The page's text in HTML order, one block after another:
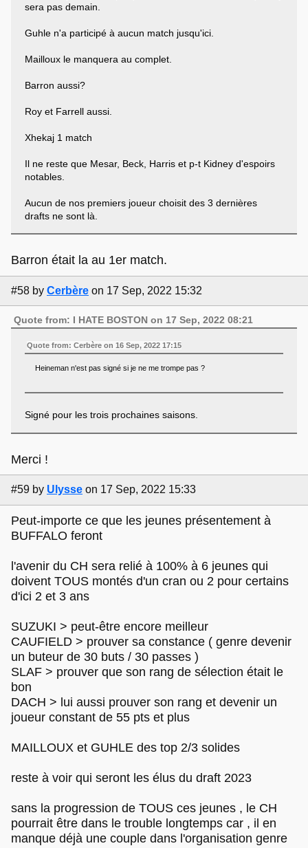
sera pas demain.
Guhle n'a participé à aucun match jusqu'ici.
Mailloux le manquera au complet.
Barron aussi?
Roy et Farrell aussi.
Xhekaj 1 match
Il ne reste que Mesar, Beck, Harris et p-t Kidney d'espoirs
notables.
Aucun de nos premiers joueur choisit des 3 dernières
drafts ne sont là.
Barron était la au 1er match.
#58 by Cerbère on 17 Sep, 2022 15:32
Quote from: I HATE BOSTON on 17 Sep, 2022 08:21
Quote from: Cerbère on 16 Sep, 2022 17:15
Heineman n'est pas signé si je ne me trompe pas ?
Signé pour les trois prochaines saisons.
Merci !
#59 by Ulysse on 17 Sep, 2022 15:33
Peut-importe ce que les jeunes présentement à
BUFFALO feront
l'avenir du CH sera relié à 100% à 6 jeunes qui
doivent TOUS montés d'un cran ou 2 pour certains
d'ici 2 et 3 ans
SUZUKI > peut-être encore meilleur
CAUFIELD > prouver sa constance ( genre devenir
un buteur de 30 buts / 30 passes )
SLAF > prouver que son rang de sélection était le
bon
DACH > lui aussi prouver son rang et devenir un
joueur constant de 55 pts et plus
MAILLOUX et GUHLE des top 2/3 solides
reste à voir qui seront les élus du draft 2023
sans la progression de TOUS ces jeunes , le CH
pourrait être dans le trouble longtemps car , il en
manque déjà une couple dans l'organisation genre